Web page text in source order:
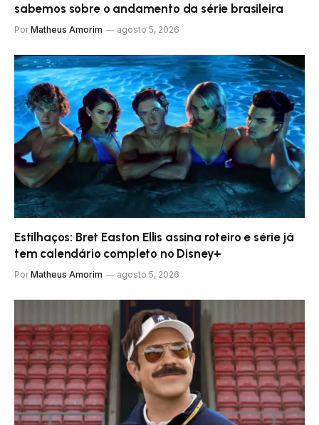
sabemos sobre o andamento da série brasileira
Por Matheus Amorim agosto 5, 2026
Estilhaços: Bret Easton Ellis assina roteiro e série já
tem calendário completo no Disney+
Por Matheus Amorim agosto 5, 2026